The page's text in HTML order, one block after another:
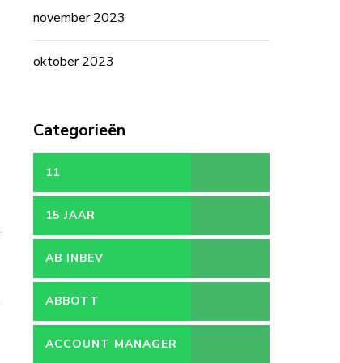
november 2023
oktober 2023
Categorieën
11
15 JAAR
AB INBEV
ABBOTT
ACCOUNT MANAGER